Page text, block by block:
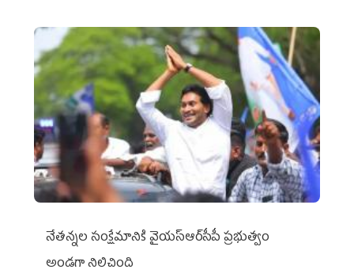
నేతన్నల సంక్షేమానికి వైయ‌స్ఆర్‌సీపీ ప్రభుత్వం
అండగా నిలిచింది